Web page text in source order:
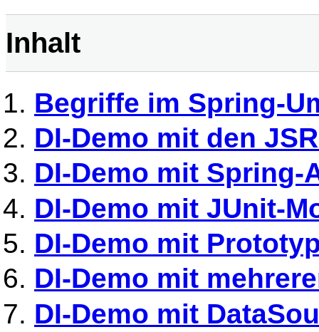
Inhalt
Begriffe im Spring-
DI-Demo mit den
DI-Demo mit Spring-
DI-Demo mit JUnit-
DI-Demo mit
DI-Demo mit
DI-Demo mit